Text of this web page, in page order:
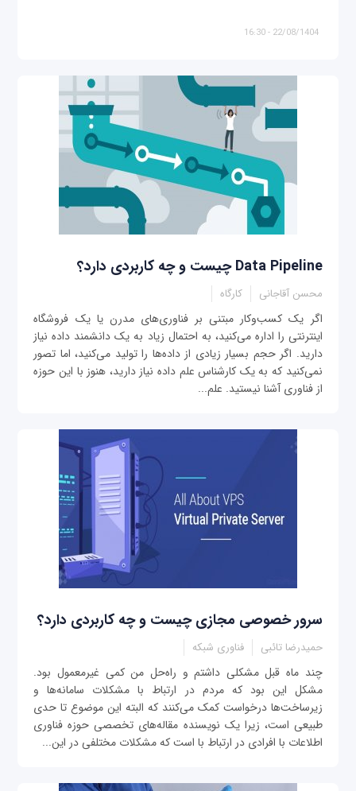
22/08/1404 - 16:30
Data Pipeline چیست و چه کاربردی دارد؟
محسن آقاجانی کارگاه
اگر یک کسب‌و‌کار مبتنی بر فناوری‌های مدرن یا یک فروشگاه
اینترنتی را اداره می‌کنید، به احتمال زیاد به یک دانشمند داده نیاز
دارید. اگر حجم بسیار زیادی از داده‌ها را تولید می‌کنید، اما تصور
نمی‌کنید که به یک کارشناس علم داده‌ نیاز دارید، هنوز با این حوزه
از فناوری آشنا نیستید. علم...
سرور خصوصی مجازی چیست و چه کاربردی دارد؟
حمیدرضا تائبی فناوری شبکه
چند ماه قبل مشکلی داشتم و راه‌حل من کمی غیرمعمول بود.
مشكل این بود كه مردم در ارتباط با مشکلات سامانه‌ها و
زیرساخت‌ها درخواست کمک می‌کنند که البته این موضوع تا حدی
طبیعی است، زیرا یک نویسنده مقاله‌های تخصصی حوزه فناوری
اطلاعات با افرادی در ارتباط با است که مشکلات مختلفی در این...